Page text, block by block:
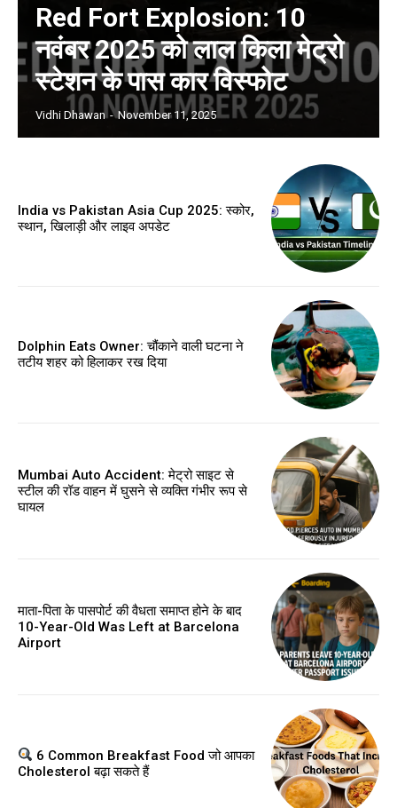
Red Fort Explosion: 10
नवंबर 2025 को लाल किला मेट्रो
स्टेशन के पास कार विस्फोट
Vidhi Dhawan - November 11, 2025
India vs Pakistan Asia Cup 2025: स्कोर,
स्थान, खिलाड़ी और लाइव अपडेट
Dolphin Eats Owner: चौंकाने वाली घटना ने
तटीय शहर को हिलाकर रख दिया
Mumbai Auto Accident: मेट्रो साइट से
स्टील की रॉड वाहन में घुसने से व्यक्ति गंभीर रूप से
घायल
माता-पिता के पासपोर्ट की वैधता समाप्त होने के बाद
10-Year-Old Was Left at Barcelona
Airport
6 Common Breakfast Food जो आपका
Cholesterol बढ़ा सकते हैं